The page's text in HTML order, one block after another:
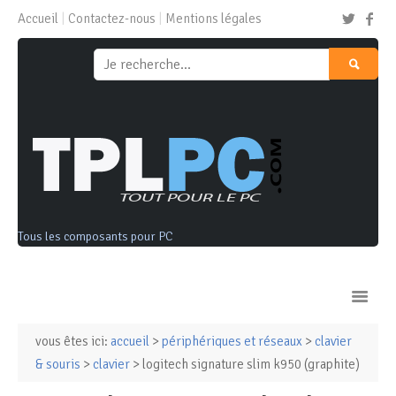
Accueil Contactez-nous Mentions légales
Tous les composants pour PC
Ordinateurs & Tablettes
vous êtes ici: accueil > périphériques et réseaux > clavier
& souris > clavier > logitech signature slim k950 (graphite)